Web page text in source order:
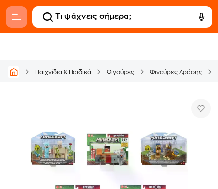
Παιχνίδια & Παιδικά Φιγούρες Φιγούρες Δράσης